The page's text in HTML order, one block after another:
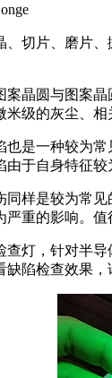
、切片、磨片
案晶圆与图案
级的灰尘、相
也是一种较为
于自身特征较
样是较为常
重的影响。
查灯，针对半
陷检查效果，